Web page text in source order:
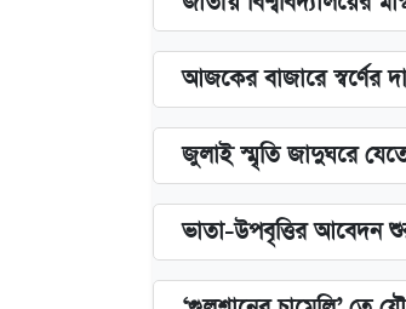
আজকের বাজারে স্বর্ণের
জুলাই স্মৃতি জাদুঘরে
ভাতা-উপবৃত্তির আবেদন